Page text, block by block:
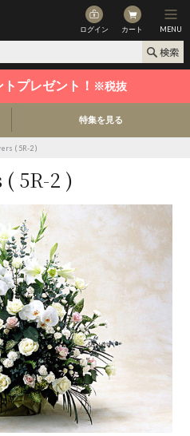
ログイン カート MENU
プレゼント！ ※税抜
特集を見る
( 5R-2 )
5R-2 )